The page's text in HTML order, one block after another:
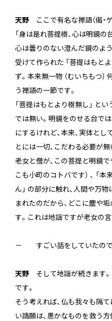
天野 ここで有名な禅語（偈・
「身は是れ菩提樹、心は明鏡の
心は曇りのない澄んだ鏡のよう
受けて作られた 「菩提はもと
ず。本来無一物 （むいちもつ）
う禅語の一節です。
「菩提はもとより樹無し」 とい
では無い。明鏡をのせる台で
にするけれど、本来、実体と
とには一切、こだわる必要が無
老女と僧が、この菩提と明鏡で
こも小町のコトバです） 、 「
ん」 の部分に触れ、人間や万
まれたのだから、どこに塵や
す。これは地謡ですが老女の言
－ すごい話をしていたので
天野 そして地謡が続きます
です。
そう考えれば、仏も我々も隔
い請願は、愚かなものを救う